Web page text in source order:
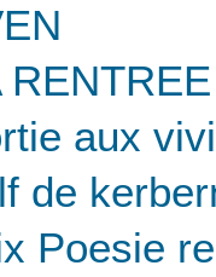
aux
de
Poesie